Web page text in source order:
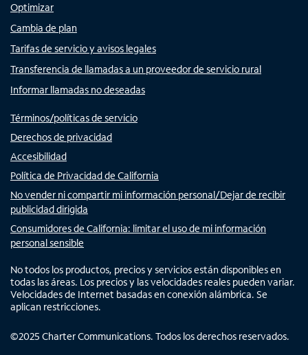
Optimizar
Cambia de plan
Tarifas de servicio y avisos legales
Transferencia de llamadas a un proveedor de servicio rural
Informar llamadas no deseadas
Términos/políticas de servicio
Derechos de privacidad
Accesibilidad
Política de Privacidad de California
No vender ni compartir mi información personal/Dejar de recibir
publicidad dirigida
Consumidores de California: limitar el uso de mi información
personal sensible
No todos los productos, precios y servicios están disponibles en
todas las áreas. Los precios y las velocidades reales pueden variar.
Velocidades de Internet basadas en conexión alámbrica. Se
aplican restricciones.
©2025 Charter Communications. Todos los derechos reservados.